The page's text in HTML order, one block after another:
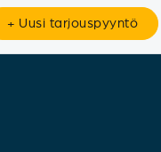
+ Uusi tarjouspyyntö